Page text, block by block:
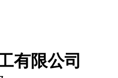
有限公司